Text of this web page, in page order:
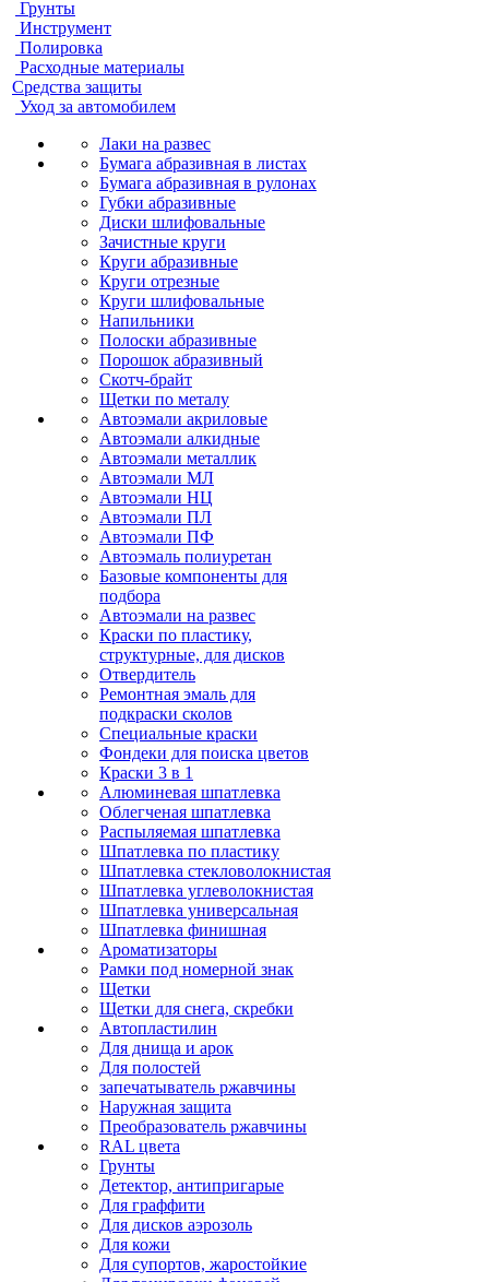
Грунты
Инструмент
Полировка
Расходные материалы
Средства защиты
Уход за автомобилем
Лаки на развес
Бумага абразивная в листах
Бумага абразивная в рулонах
Губки абразивные
Диски шлифовальные
Зачистные круги
Круги абразивные
Круги отрезные
Круги шлифовальные
Напильники
Полоски абразивные
Порошок абразивный
Скотч-брайт
Щетки по металу
Автоэмали акриловые
Автоэмали алкидные
Автоэмали металлик
Автоэмали МЛ
Автоэмали НЦ
Автоэмали ПЛ
Автоэмали ПФ
Автоэмаль полиуретан
Базовые компоненты для
подбора
Автоэмали на развес
Краски по пластику,
структурные, для дисков
Отвердитель
Ремонтная эмаль для
подкраски сколов
Специальные краски
Фондеки для поиска цветов
Краски 3 в 1
Алюминевая шпатлевка
Облегченая шпатлевка
Распыляемая шпатлевка
Шпатлевка по пластику
Шпатлевка стекловолокнистая
Шпатлевка углеволокнистая
Шпатлевка универсальная
Шпатлевка финишная
Ароматизаторы
Рамки под номерной знак
Щетки
Щетки для снега, скребки
Автопластилин
Для днища и арок
Для полостей
запечатыватель ржавчины
Наружная защита
Преобразователь ржавчины
RAL цвета
Грунты
Детектор, антипригарые
Для граффити
Для дисков аэрозоль
Для кожи
Для супортов, жаростойкие